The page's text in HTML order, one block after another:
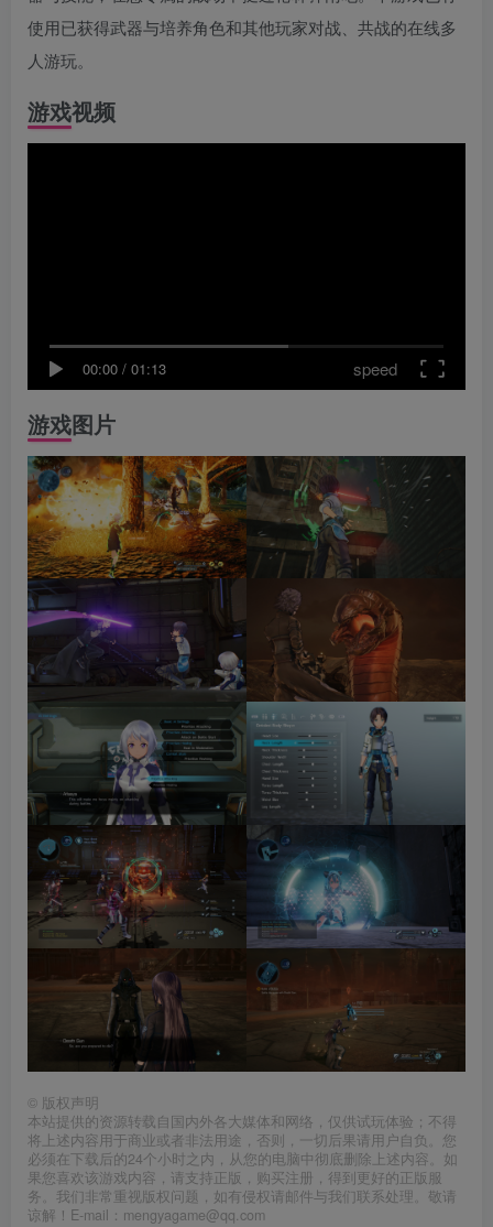
使用已获得武器与培养角色和其他玩家对战、共战的在线多
人游玩。
游戏视频
00:00 / 01:13 speed
游戏图片
© 版权声明
本站提供的资源转载自国内外各大媒体和网络，仅供试玩体验；不得
将上述内容用于商业或者非法用途，否则，一切后果请用户自负。您
必须在下载后的24个小时之内，从您的电脑中彻底删除上述内容。如
果您喜欢该游戏内容，请支持正版，购买注册，得到更好的正版服
务。我们非常重视版权问题，如有侵权请邮件与我们联系处理。敬请
谅解！E-mail：mengyagame@qq.com